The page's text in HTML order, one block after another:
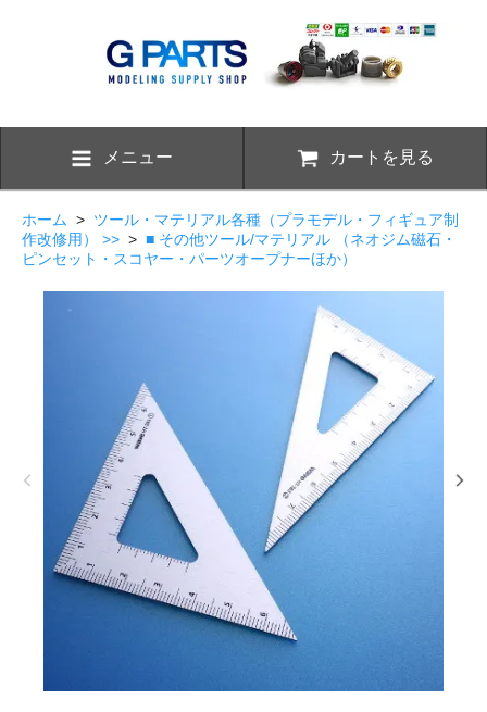
メニュー カートを見る
ホーム > ツール・マテリアル各種（プラモデル・フィギュア制
作改修用） >> > ■ その他ツール/マテリアル （ネオジム磁石・
ピンセット・スコヤー・パーツオープナーほか）